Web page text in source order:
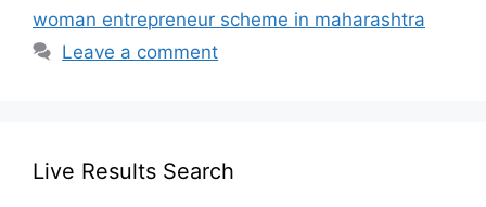
woman entrepreneur scheme in maharashtra
Leave a comment
Live Results Search